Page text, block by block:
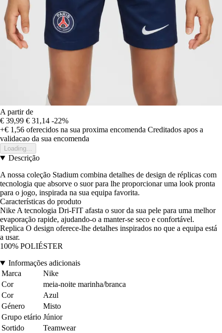
A partir de
€ 39,99 € 31,14 -22%
+€ 1,56 oferecidos na sua proxima encomenda Creditados apos a
validacao da sua encomenda
Loading...
Descrição
A nossa coleção Stadium combina detalhes de design de réplicas com
tecnologia que absorve o suor para lhe proporcionar uma look pronta
para o jogo, inspirada na sua equipa favorita.
Características do produto
Nike A tecnologia Dri-FIT afasta o suor da sua pele para uma melhor
evaporação rapide, ajudando-o a manter-se seco e confortável.
Replica O design oferece-lhe detalhes inspirados no que a equipa está
a usar.
100% POLIÉSTER
Informações adicionais
Marca
Nike
Cor
meia-noite marinha/branca
Cor
Azul
Género
Misto
Grupo etário Júnior
Sortido
Teamwear